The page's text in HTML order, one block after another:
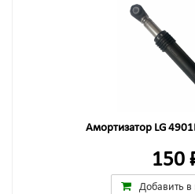
Амортизатор LG
150
Добавить в